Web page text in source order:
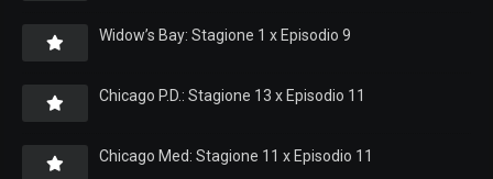
Widow’s Bay: Stagione 1 x Episodio 9
Chicago P.D.: Stagione 13 x Episodio 11
Chicago Med: Stagione 11 x Episodio 11